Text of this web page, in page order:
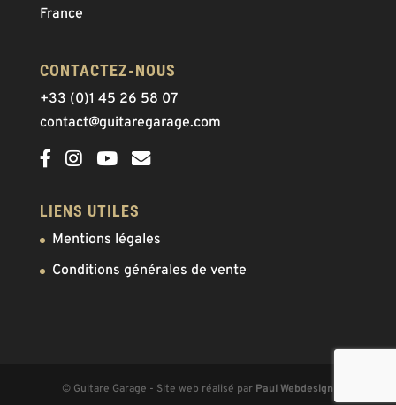
France
CONTACTEZ-NOUS
+33 (0)1 45 26 58 07
contact@guitaregarage.com
LIENS UTILES
Mentions légales
Conditions générales de vente
© Guitare Garage - Site web réalisé par Paul Webdesign